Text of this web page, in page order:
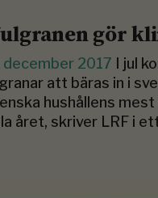
gör
december 2017
I jul
att bäras in i
hushållens
året, skriver LRF i